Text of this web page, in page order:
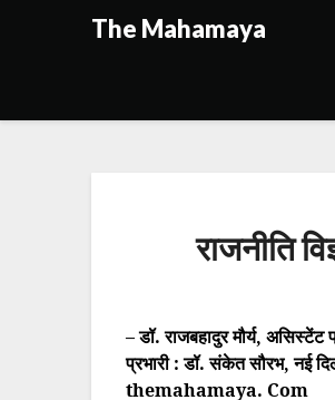
The Mahamaya
राजनीति
– डॉ. राजबहादुर मौर्य,
प्रभारी : डॉ. संकेत सौरभ,
themahamaya. Com